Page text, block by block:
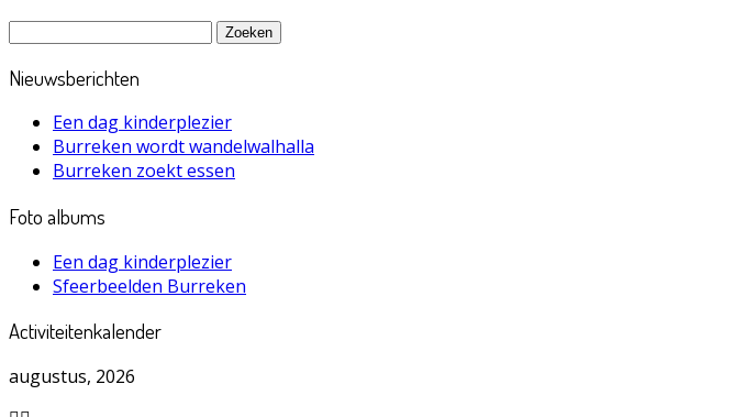
Zoeken
Nieuwsberichten
Een dag kinderplezier
Burreken wordt wandelwalhalla
Burreken zoekt essen
Foto albums
Een dag kinderplezier
Sfeerbeelden Burreken
Activiteitenkalender
augustus, 2026